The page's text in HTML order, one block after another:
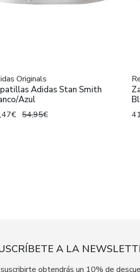
Originals
Adidas Stan Smith
Azul
54,95€
A LA
obtendrás un 10% de